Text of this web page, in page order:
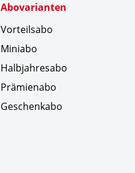
Abovarianten
Vorteilsabo
Miniabo
Halbjahresabo
Prämienabo
Geschenkabo